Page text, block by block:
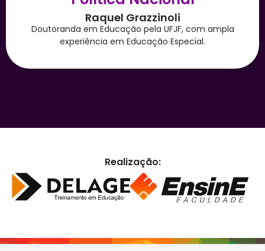
Raquel Grazzinoli
Doutoranda em Educação pela UFJF, com ampla
experiência em Educação Especial.
Realização: